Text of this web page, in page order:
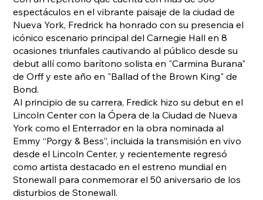
espectáculos en el vibrante paisaje de la ciudad de
Nueva York, Fredrick ha honrado con su presencia el
icónico escenario principal del Carnegie Hall en 8
ocasiones triunfales cautivando al público desde su
debut allí como barítono solista en "Carmina Burana"
de Orff y este año en "Ballad of the Brown King" de
Bond.
Al principio de su carrera, Fredick hizo su debut en el
Lincoln Center con la Ópera de la Ciudad de Nueva
York como el Enterrador en la obra nominada al
Emmy “Porgy & Bess”, incluida la transmisión en vivo
desde el Lincoln Center, y recientemente regresó
como artista destacado en el estreno mundial en
Stonewall para conmemorar el 50 aniversario de los
disturbios de Stonewall.